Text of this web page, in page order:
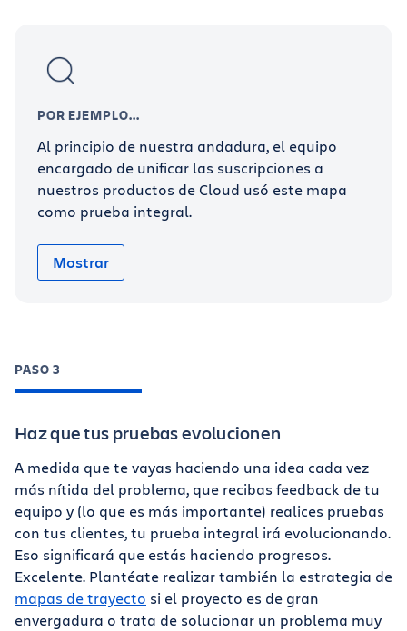
POR EJEMPLO...
Al principio de nuestra andadura, el equipo
encargado de unificar las suscripciones a
nuestros productos de Cloud usó este mapa
como prueba integral.
Mostrar
PASO 3
Haz que tus pruebas evolucionen
A medida que te vayas haciendo una idea cada vez
más nítida del problema, que recibas feedback de tu
equipo y (lo que es más importante) realices pruebas
con tus clientes, tu prueba integral irá evolucionando.
Eso significará que estás haciendo progresos.
Excelente. Plantéate realizar también la estrategia de
mapas de trayecto si el proyecto es de gran
envergadura o trata de solucionar un problema muy